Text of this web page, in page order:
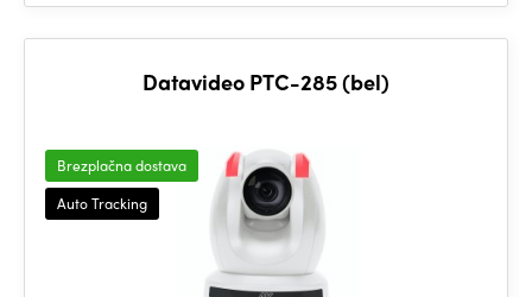
Datavideo PTC-285 (bel)
Brezplačna dostava
Auto Tracking